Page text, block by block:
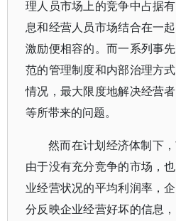
理人员市场上的竞争中占据
息和经营人员市场结合在一
激励便相容的。而一系列事
范的管理制度和内部治理方
情况，最大限度地解决经营
等所带来的问题。
然而在计划经济体制下
由于没有充分竞争的市场，
业经营状况的平均利润率，
分反映企业经营好坏的信息